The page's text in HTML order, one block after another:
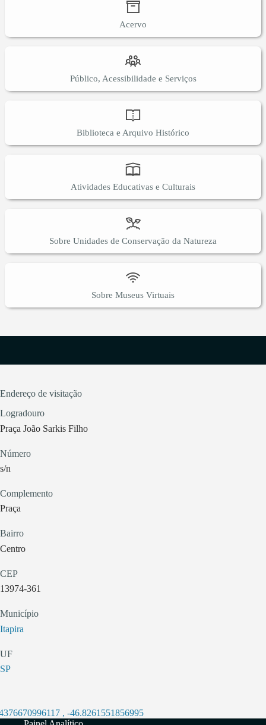
Acervo
Público, Acessibilidade e Serviços
Biblioteca e Arquivo Histórico
Atividades Educativas e Culturais
Sobre Unidades de Conservação da Natureza
Sobre Museus Virtuais
Endereço de visitação
Logradouro
Praça João Sarkis Filho
Número
s/n
Complemento
Praça
Bairro
Centro
CEP
13974-361
Município
Itapira
UF
SP
, -46.8261551856995